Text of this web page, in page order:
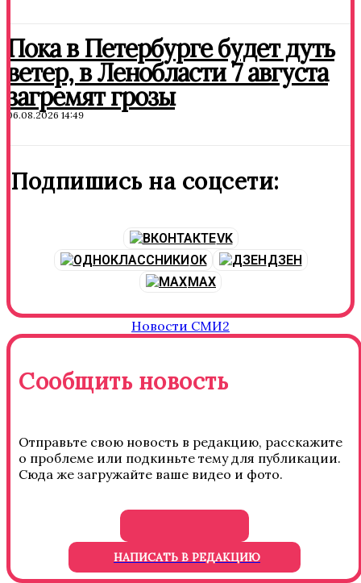
Пока в Петербурге будет дуть
ветер, в Ленобласти 7 августа
загремят грозы
06.08.2026 14:49
Подпишись на соцсети:
VK
OK
ДЗЕН
MAX
Новости СМИ2
Сообщить новость
Отправьте свою новость в редакцию, расскажите
о проблеме или подкиньте тему для публикации.
Сюда же загружайте ваше видео и фото.
НАПИСАТЬ В РЕДАКЦИЮ